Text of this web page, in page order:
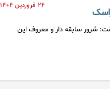
۲۴ فروردین ۱۴۰۴
شرور سابقه دار و معروف این